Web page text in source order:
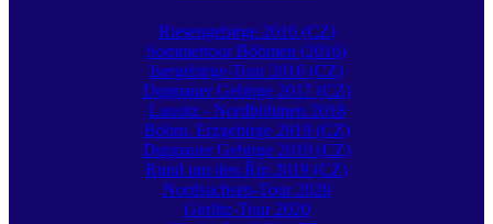
Riesengebirge 2016 (CZ)
Sommertour Böhmen (2016)
Isergebirge-Tour 2016 (CZ)
Duppauer Gebirge 2017 (CZ)
Lausitz - Nordböhmen 2018
Böhm. Erzgebirge 2019 (CZ)
Duppauer Gebirge 2019 (CZ)
Rund um den Říp 2019 (CZ)
Nordsachsen-Tour 2020
Görlitz-Tour 2020